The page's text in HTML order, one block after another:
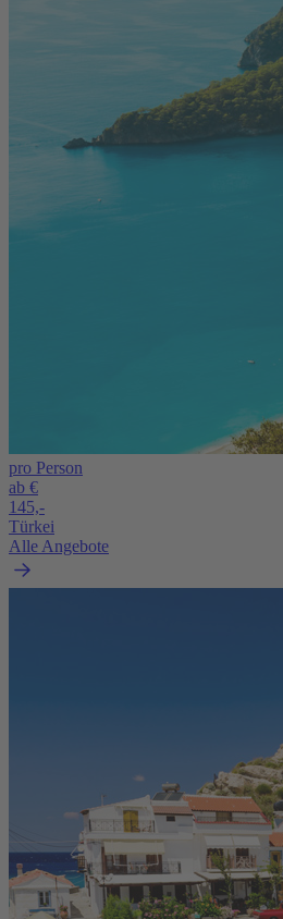
pro Person
ab €
145,-
Türkei
Alle Angebote